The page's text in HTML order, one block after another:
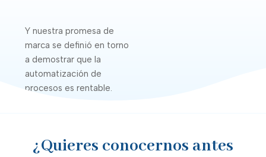
Y nuestra promesa de
marca se definió en torno
a demostrar que la
automatización de
procesos es rentable.
¿Quieres conocernos antes